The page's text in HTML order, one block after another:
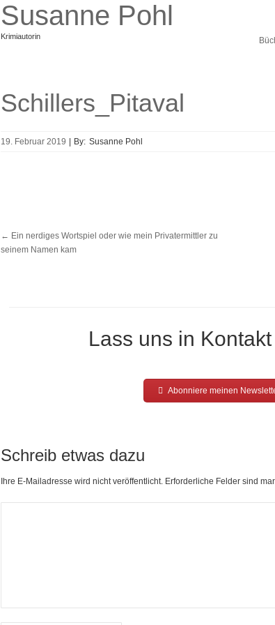
Susanne Pohl
Krimiautorin
Schillers_Pitaval
19. Februar 2019 | By: Susanne Pohl
← Ein nerdiges Wortspiel oder wie mein Privatermittler zu
seinem Namen kam
Lass uns in
Abonniere meinen
Schreib etwas dazu
Ihre E-Mailadresse wird nicht veröffentlicht. Erforderliche Felder sind